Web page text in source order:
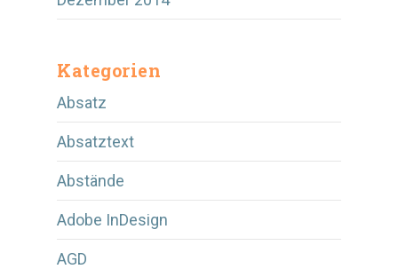
Kategorien
Absatz
Absatztext
Abstände
Adobe InDesign
AGD